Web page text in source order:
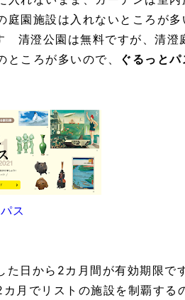
庭園施設は入れないところが多
清澄公園は無料ですが、清澄
ころが多いので、
ぐるっとパ
ス
た日から2カ月間が有効期限で
月でリストの施設を制覇する